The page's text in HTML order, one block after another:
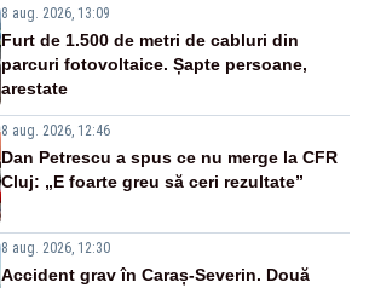
8 aug. 2026, 13:09
Furt de 1.500 de metri de cabluri din
parcuri fotovoltaice. Șapte persoane,
arestate
8 aug. 2026, 12:46
Dan Petrescu a spus ce nu merge la CFR
Cluj: „E foarte greu să ceri rezultate”
8 aug. 2026, 12:30
Accident grav în Caraș-Severin. Două